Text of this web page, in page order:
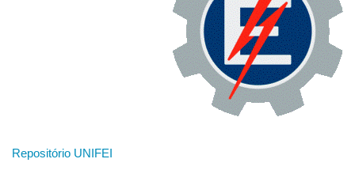
Repositório UNIFEI